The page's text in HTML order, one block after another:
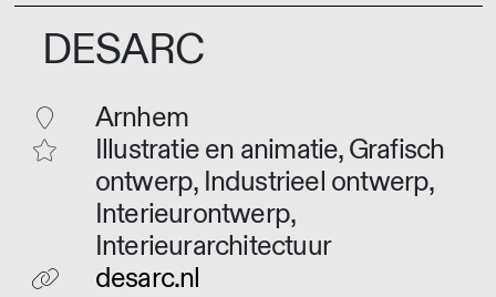
DESARC
Arnhem
Illustratie en animatie, Grafisch
ontwerp, Industrieel ontwerp,
Interieurontwerp,
Interieurarchitectuur
desarc.nl